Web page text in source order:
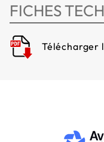
FICHES
Télécharger